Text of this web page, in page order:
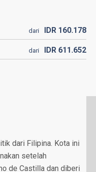
dari IDR 160.178
dari IDR 611.652
dari Filipina. Kota ini
setelah
de Castilla dan diberi